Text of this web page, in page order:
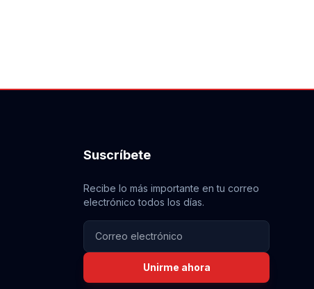
Suscríbete
Recibe lo más importante en tu correo
electrónico todos los días.
Unirme ahora